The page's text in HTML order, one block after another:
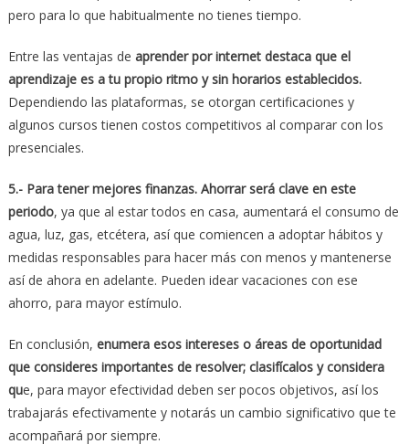
pero para lo que habitualmente no tienes tiempo.
Entre las ventajas de aprender por internet destaca que el
aprendizaje es a tu propio ritmo y sin horarios establecidos.
Dependiendo las plataformas, se otorgan certificaciones y
algunos cursos tienen costos competitivos al comparar con los
presenciales.
5.- Para tener mejores finanzas. Ahorrar será clave en este
periodo, ya que al estar todos en casa, aumentará el consumo de
agua, luz, gas, etcétera, así que comiencen a adoptar hábitos y
medidas responsables para hacer más con menos y mantenerse
así de ahora en adelante. Pueden idear vacaciones con ese
ahorro, para mayor estímulo.
En conclusión, enumera esos intereses o áreas de oportunidad
que consideres importantes de resolver; clasifícalos y considera
que, para mayor efectividad deben ser pocos objetivos, así los
trabajarás efectivamente y notarás un cambio significativo que te
acompañará por siempre.